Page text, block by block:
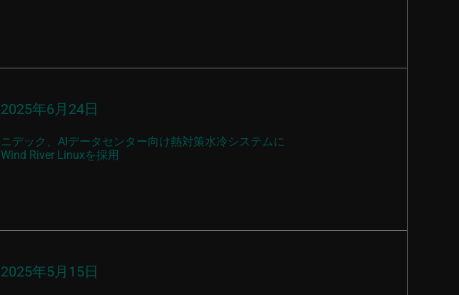
2025年6月24日
ニデック、AIデータセンター向け熱対策水冷システムに
Wind River Linuxを採用
2025年5月15日